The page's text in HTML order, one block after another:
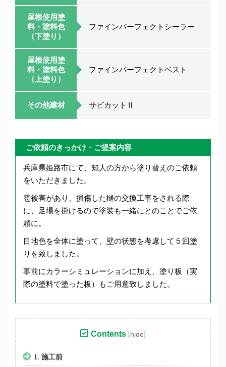
屋根使用塗
料・塗料色
（下塗り）
ファインパーフェクトシーラー
屋根使用塗
料・塗料色
（上塗り）
ファインパーフェクトベスト
その他建材 サビカットⅡ
ご依頼のきっかけ・ご提案内容
兵庫県姫路市にて、知人の方から塗り替えのご依頼
をいただきました。
雹被害があり、損傷した樋の交換工事をされる際
に、足場を掛けるので塗装も一緒にとのことでご依
頼に。
目地色を全体に塗って、壁の状態を考慮して５回塗
りを致しました。
事前にカラーシミュレーションに加え、塗り板（実
際の塗料で塗った板）もご用意致しました。
Contents [hide]
1. 施工前